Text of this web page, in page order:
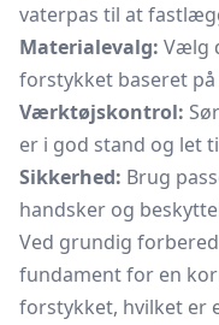
vaterpas til at
Materialevalg: Vælg
forstykket baseret
Værktøjskontrol:
er i god stand og let
Sikkerhed: Brug
handsker og
Ved grundig
fundament for en
forstykket, hvilket er